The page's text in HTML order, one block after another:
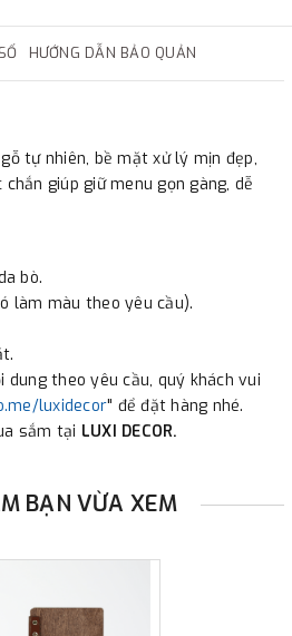
báo giá, hợp đồng.
công ty.
HƯỚNG DẪN BẢO QUẢN
tự nhiên, bề mặt xử lý mịn đẹp,
giúp giữ menu gọn gàng, dễ
bò.
làm màu theo yêu cầu).
dung theo yêu cầu, quý khách vui
luxidecor" để đặt hàng nhé.
sắm tại LUXI DECOR.
BẠN VỪA XEM